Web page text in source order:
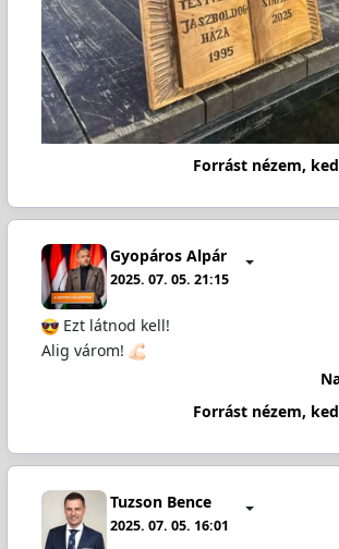
Forrást nézem,
Gyopáros Alpár
2025. 07. 05. 21:15
Ezt látnod kell!
Alig várom!
Forrást nézem,
Tuzson Bence
2025. 07. 05. 16:01